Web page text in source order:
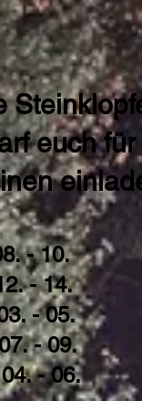
euch
- 10.
- 14.
- 05.
- 09.
- 06.